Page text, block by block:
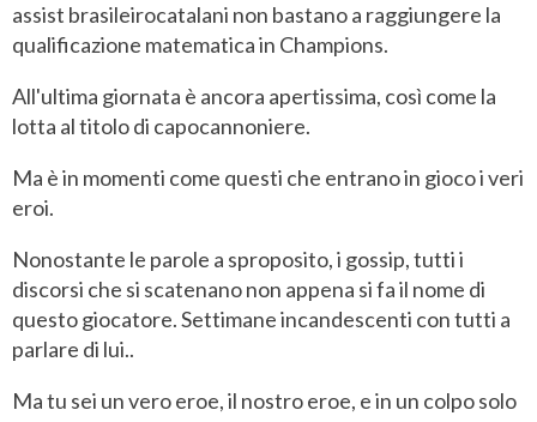
assist brasileirocatalani non bastano a raggiungere la
qualificazione matematica in Champions.
All'ultima giornata è ancora apertissima, così come la
lotta al titolo di capocannoniere.
Ma è in momenti come questi che entrano in gioco i veri
eroi.
Nonostante le parole a sproposito, i gossip, tutti i
discorsi che si scatenano non appena si fa il nome di
questo giocatore. Settimane incandescenti con tutti a
parlare di lui..
Ma tu sei un vero eroe, il nostro eroe, e in un colpo solo